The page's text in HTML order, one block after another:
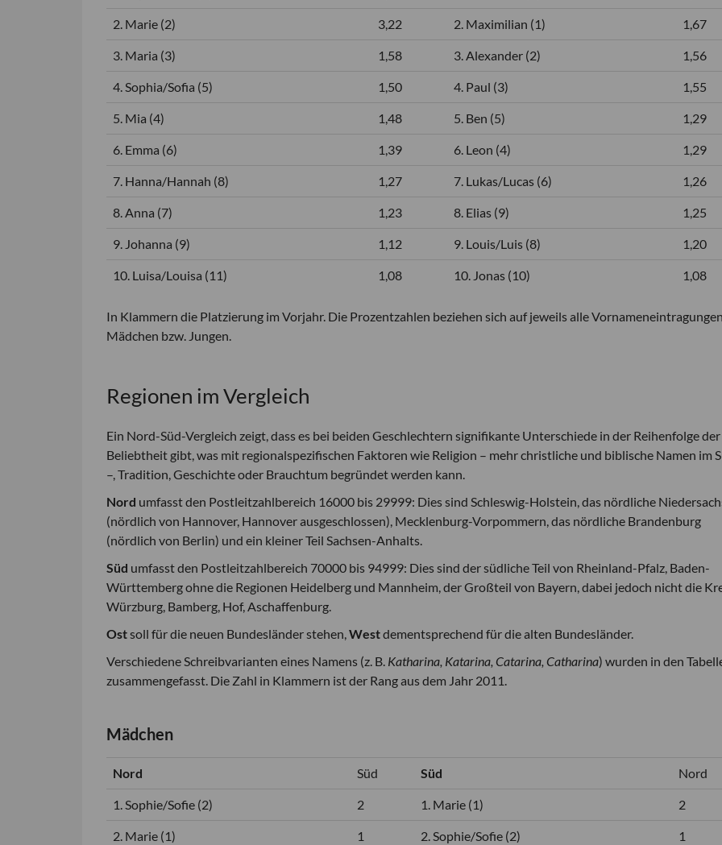
2. Marie (2) 3,22 2. Maximilian (1) 1,67
3. Maria (3) 1,58 3. Alexander (2) 1,56
4. Sophia/Sofia (5) 1,50 4. Paul (3) 1,55
5. Mia (4) 1,48 5. Ben (5) 1,29
6. Emma (6) 1,39 6. Leon (4) 1,29
7. Hanna/Hannah (8) 1,27 7. Lukas/Lucas (6) 1,26
8. Anna (7) 1,23 8. Elias (9) 1,25
9. Johanna (9) 1,12 9. Louis/Luis (8) 1,20
10. Luisa/Louisa (11) 1,08 10. Jonas (10) 1,08
In Klammern die Platzierung im Vorjahr. Die Prozentzahlen beziehen sich auf jeweils alle
Mädchen bzw. Jungen.
Regionen im Vergleich
Ein Nord-Süd-Vergleich zeigt, dass es bei beiden Geschlechtern signifikante Unterschiede in der Reihenfolge der
Beliebtheit gibt, was mit regionalspezifischen Faktoren wie Religion – mehr christliche und biblische Namen im
–, Tradition, Geschichte oder Brauchtum begründet werden kann.
Nord umfasst den Postleitzahlbereich 16000 bis 29999: Dies sind Schleswig-Holstein, das nördliche
(nördlich von Hannover, Hannover ausgeschlossen), Mecklenburg-Vorpommern, das nördliche Brandenburg
(nördlich von Berlin) und ein kleiner Teil Sachsen-Anhalts.
Süd umfasst den Postleitzahlbereich 70000 bis 94999: Dies sind der südliche Teil von Rheinland-Pfalz, Baden-
Württemberg ohne die Regionen Heidelberg und Mannheim, der Großteil von Bayern, dabei jedoch nicht die
Würzburg, Bamberg, Hof, Aschaffenburg.
Ostsoll für die neuen Bundesländer stehen,Westdementsprechend für die alten Bundesländer.
Verschiedene Schreibvarianten eines Namens (z. B. Katharina, Katarina, Catarina, Catharina) wurden in den
zusammengefasst. Die Zahl in Klammern ist der Rang aus dem Jahr 2011.
Mädchen
Nord Süd Süd Nord
1. Sophie/Sofie (2) 2 1. Marie (1) 2
2. Marie (1) 1 2. Sophie/Sofie (2) 1